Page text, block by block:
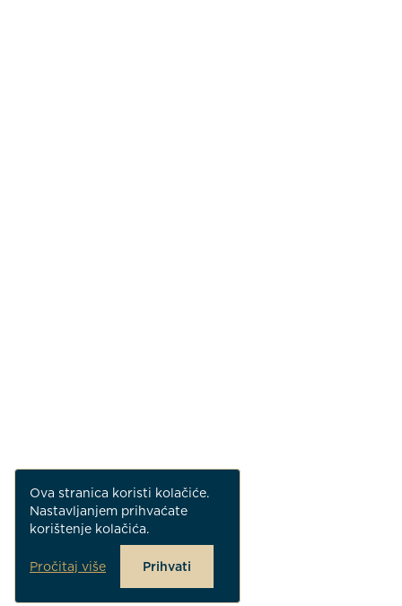
Ova stranica koristi kolačiće.
Nastavljanjem prihvaćate
korištenje kolačića.
Pročitaj više Prihvati